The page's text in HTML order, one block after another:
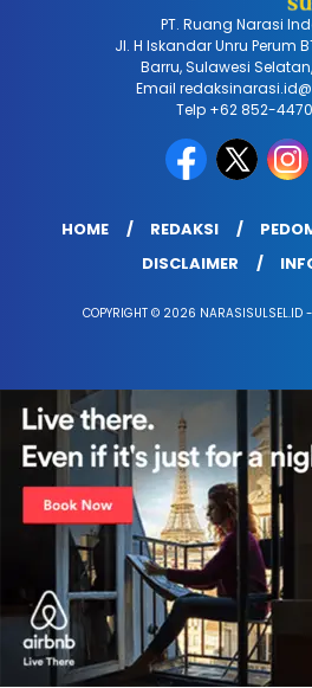
PT. Ruang Narasi
Jl. H Iskandar Unru Perum
Barru, Sulawesi
Email
Telp +62 852-
HOME REDAKSI
DISCLAIMER
COPYRIGHT © 2026 NARASISULSEL.ID